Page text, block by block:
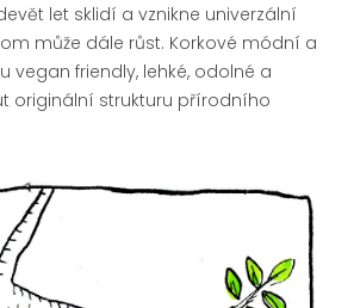
let sklidí a vznikne univerzální
může dále růst. Korkové módní a
vegan friendly, lehké, odolné a
originální strukturu přírodního